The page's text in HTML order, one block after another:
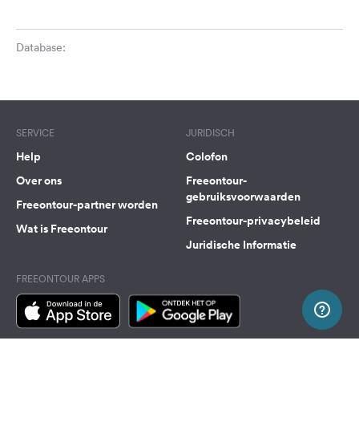
Database:
SERVICE
Help
Over ons
Freeontour-partner worden
Wat is Freeontour
JURIDISCH
Colofon
Freeontour-
gebruiksvoorwaarden
Freeontour-privacybeleid
Juridische Informatie
FREEONTOUR APPS
VOLG ONS OP SOCIAL MEDIA